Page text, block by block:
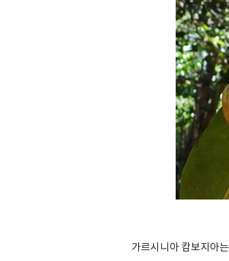
가르시니아 캄보지아는